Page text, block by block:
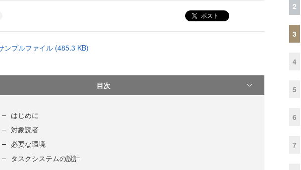
ポスト
ンプルファイル (485.3 KB)
目次
はじめに
対象読者
必要な環境
タスクシステムの設計
2
3
4
5
6
7